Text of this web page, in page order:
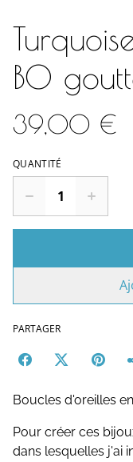
BO
39,00 €
QUANTITÉ
PARTAGER
Boucles d'oreilles
Pour créer ces
dans lesquelles j'ai